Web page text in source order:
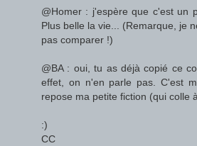
@Homer : j'espère que c'est un
Plus belle la vie... (Remarque, je
pas comparer !)
@BA : oui, tu as déjà copié ce
effet, on n'en parle pas. C'est
repose ma petite fiction (qui colle
:)
CC